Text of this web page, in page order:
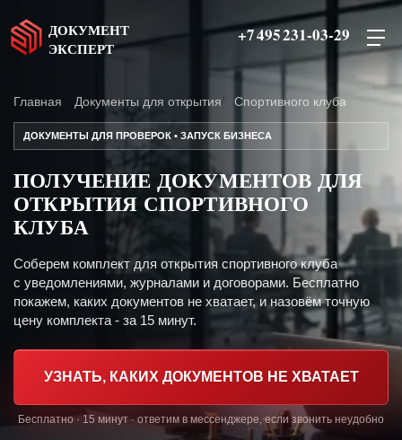
ДОКУМЕНТ
ЭКСПЕРТ
+7 495 231-03-29
Главная Документы для открытия Спортивного клуба
ДОКУМЕНТЫ ДЛЯ ПРОВЕРОК • ЗАПУСК БИЗНЕСА
ПОЛУЧЕНИЕ ДОКУМЕНТОВ ДЛЯ
ОТКРЫТИЯ СПОРТИВНОГО
КЛУБА
Соберем комплект для открытия спортивного клуба
с уведомлениями, журналами и договорами. Бесплатно
покажем, каких документов не хватает, и назовём точную
цену комплекта - за 15 минут.
УЗНАТЬ, КАКИХ ДОКУМЕНТОВ НЕ ХВАТАЕТ
Бесплатно · 15 минут · ответим в мессенджере, если звонить неудобно